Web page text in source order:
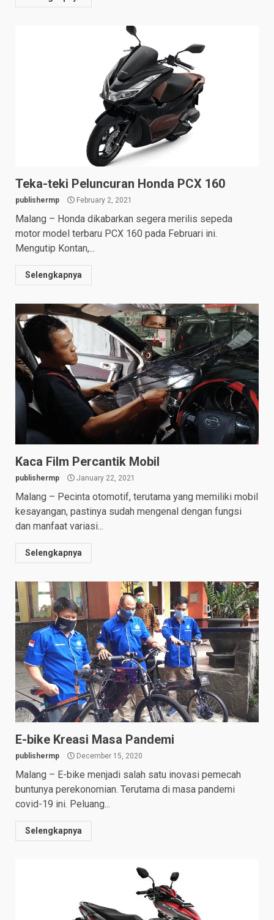
Teka-teki Peluncuran Honda PCX 160
publishermp February 2, 2021
Malang – Honda dikabarkan segera merilis sepeda
motor model terbaru PCX 160 pada Februari ini.
Mengutip Kontan,...
Selengkapnya
Kaca Film Percantik Mobil
publishermp January 22, 2021
Malang – Pecinta otomotif, terutama yang memiliki mobil
kesayangan, pastinya sudah mengenal dengan fungsi
dan manfaat variasi...
Selengkapnya
E-bike Kreasi Masa Pandemi
publishermp December 15, 2020
Malang – E-bike menjadi salah satu inovasi pemecah
buntunya perekonomian. Terutama di masa pandemi
covid-19 ini. Peluang...
Selengkapnya